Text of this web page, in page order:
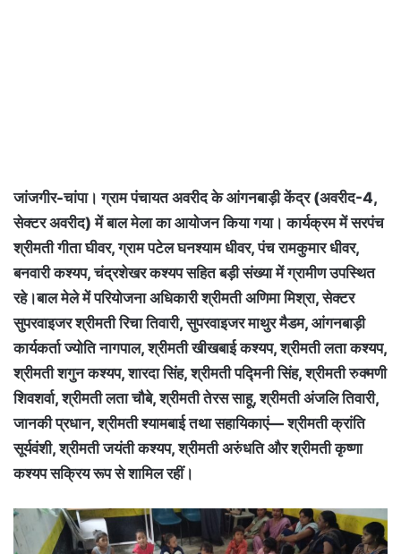
जांजगीर-चांपा। ग्राम पंचायत अवरीद के आंगनबाड़ी केंद्र (अवरीद-4,
सेक्टर अवरीद) में बाल मेला का आयोजन किया गया। कार्यक्रम में सरपंच
श्रीमती गीता घीवर, ग्राम पटेल घनश्याम धीवर, पंच रामकुमार धीवर,
बनवारी कश्यप, चंद्रशेखर कश्यप सहित बड़ी संख्या में ग्रामीण उपस्थित
रहे।बाल मेले में परियोजना अधिकारी श्रीमती अणिमा मिश्रा, सेक्टर
सुपरवाइजर श्रीमती रिचा तिवारी, सुपरवाइजर माथुर मैडम, आंगनबाड़ी
कार्यकर्ता ज्योति नागपाल, श्रीमती खीखबाई कश्यप, श्रीमती लता कश्यप,
श्रीमती शगुन कश्यप, शारदा सिंह, श्रीमती पद्मिनी सिंह, श्रीमती रुक्मणी
शिवशर्वा, श्रीमती लता चौबे, श्रीमती तेरस साहू, श्रीमती अंजलि तिवारी,
जानकी प्रधान, श्रीमती श्यामबाई तथा सहायिकाएं— श्रीमती क्रांति
सूर्यवंशी, श्रीमती जयंती कश्यप, श्रीमती अरुंधति और श्रीमती कृष्णा
कश्यप सक्रिय रूप से शामिल रहीं।